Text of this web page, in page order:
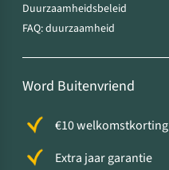
Duurzaamheidsbeleid
FAQ: duurzaamheid
Word Buitenvriend
€10 welkomstkorting
Extra jaar garantie